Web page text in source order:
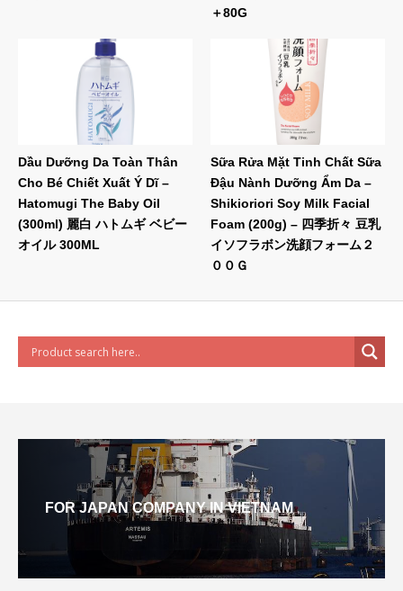
＋80G
Dầu Dưỡng Da Toàn Thân
Cho Bé Chiết Xuất Ý Dĩ –
Hatomugi The Baby Oil
(300ml) 麗白 ハトムギ ベビー
オイル 300ML
Sữa Rửa Mặt Tinh Chất Sữa
Đậu Nành Dưỡng Ẩm Da –
Shikioriori Soy Milk Facial
Foam (200g) – 四季折々 豆乳
イソフラボン洗顔フォーム２
００Ｇ
FOR JAPAN COMPANY IN VIETNAM